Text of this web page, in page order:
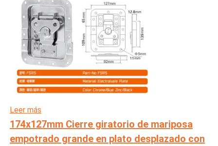
Leer más
174x127mm Cierre giratorio de mariposa
empotrado grande en plato desplazado con